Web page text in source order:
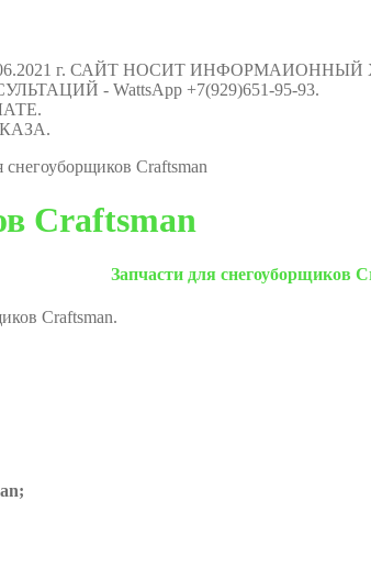
г. САЙТ НОСИТ
- WattsApp +7(929)651-95-93.
снегоуборщиков Craftsman
Craftsman
Запчасти для снегоуборщиков
Craftsman.